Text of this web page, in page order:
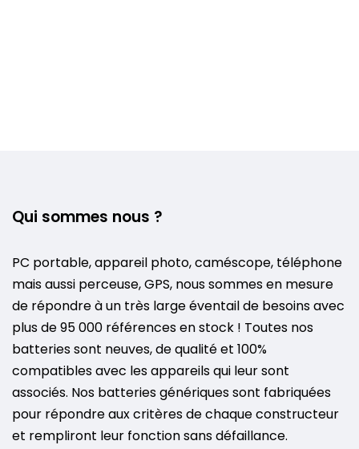
Qui sommes nous ?
PC portable, appareil photo, caméscope, téléphone
mais aussi perceuse, GPS, nous sommes en mesure
de répondre à un très large éventail de besoins avec
plus de 95 000 références en stock ! Toutes nos
batteries sont neuves, de qualité et 100%
compatibles avec les appareils qui leur sont
associés. Nos batteries génériques sont fabriquées
pour répondre aux critères de chaque constructeur
et rempliront leur fonction sans défaillance.